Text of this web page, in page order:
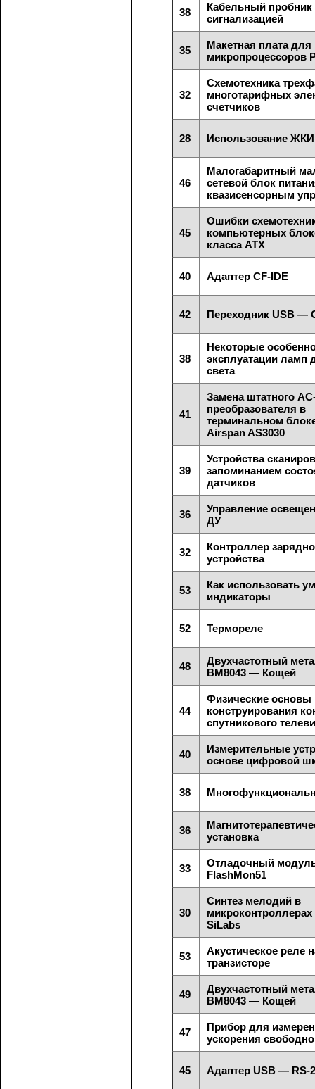
38
Кабельный пробник
сигнализацией
35
Макетная плата для
микропроцессоров
32
Схемотехника
многотарифных
счетчиков
28 Использование
46
Малогабаритный
сетевой блок
квазисенсорным
45
Ошибки
компьютерных
класса АТХ
40 Адаптер CF-IDE
42 Переходник USB —
38
Некоторые
эксплуатации ламп
света
41
Замена штатного
преобразователя в
терминальном
Airspan AS3030
39
Устройства
запоминанием
датчиков
36
Управление
ДУ
32
Контроллер
устройства
53
Как использовать
индикаторы
52 Термореле
48
Двухчастотный
BМ8043 — Кощей
44
Физические основы
конструирования
спутникового
40
Измерительные
основе цифровой
38
36
установка
33
Отладочный
FlashMon51
30
Синтез мелодий в
SiLabs
53
Акустическое реле
транзисторе
49
Двухчастотный
ВМ8043 — Кощей
47
Прибор для
ускорения
45 Адаптер USB — RS-